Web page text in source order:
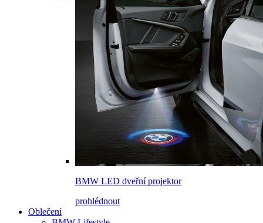
BMW LED dveřní projektor
prohlédnout
Oblečení